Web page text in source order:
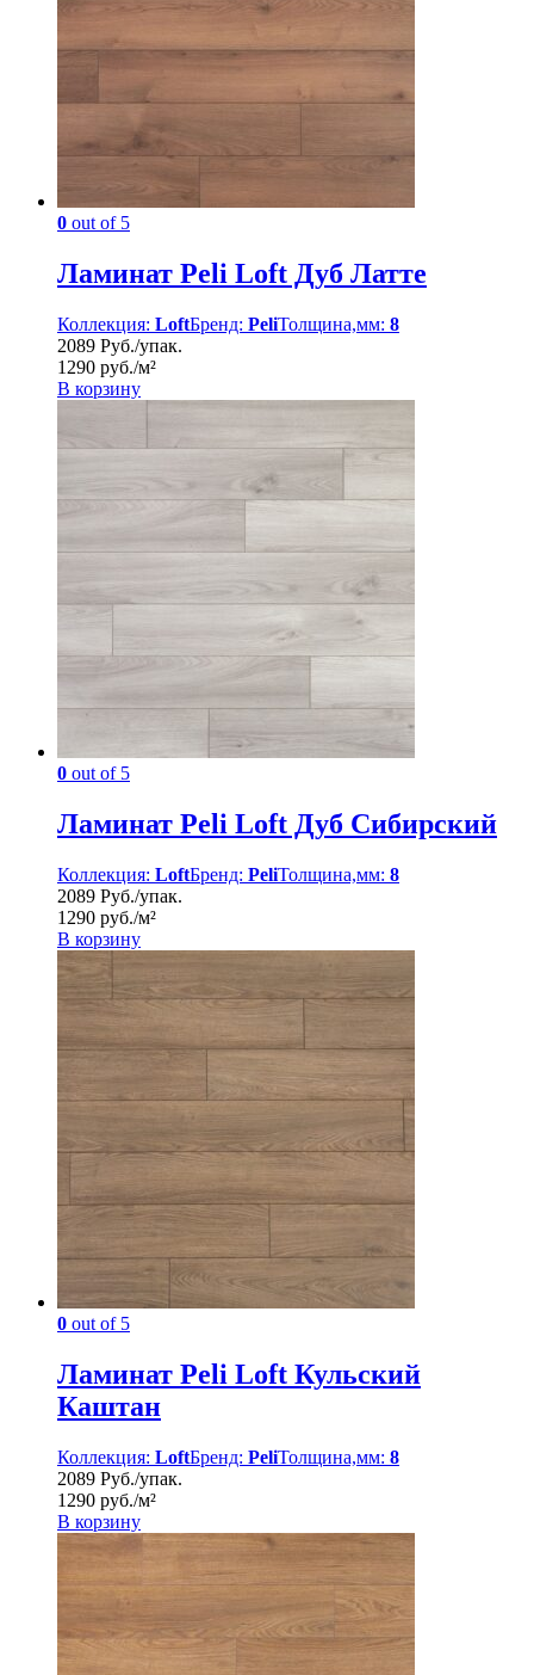
0 out of 5
Ламинат Peli Loft Дуб Латте
Коллекция: LoftБренд: PeliТолщина,мм: 8
2089 Руб./упак.
1290 руб./м²
В корзину
0 out of 5
Ламинат Peli Loft Дуб Сибирский
Коллекция: LoftБренд: PeliТолщина,мм: 8
2089 Руб./упак.
1290 руб./м²
В корзину
0 out of 5
Ламинат Peli Loft Кульский
Каштан
Коллекция: LoftБренд: PeliТолщина,мм: 8
2089 Руб./упак.
1290 руб./м²
В корзину